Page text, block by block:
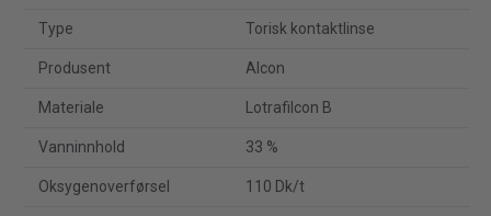
Type Torisk kontaktlinse
Produsent Alcon
Materiale Lotrafilcon B
Vanninnhold 33 %
Oksygenoverførsel 110 Dk/t